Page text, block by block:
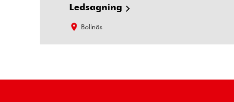
Ledsagning
Bollnäs